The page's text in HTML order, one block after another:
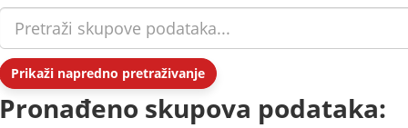
Prikaži napredno pretraživanje
Pronađeno skupova podataka: